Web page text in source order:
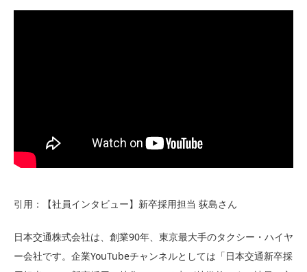
引用：【社員インタビュー】新卒採用担当 荻島さん
日本交通株式会社は、創業90年、東京最大手のタクシー・ハイヤ
ー会社です。企業YouTubeチャンネルとしては「日本交通新卒採